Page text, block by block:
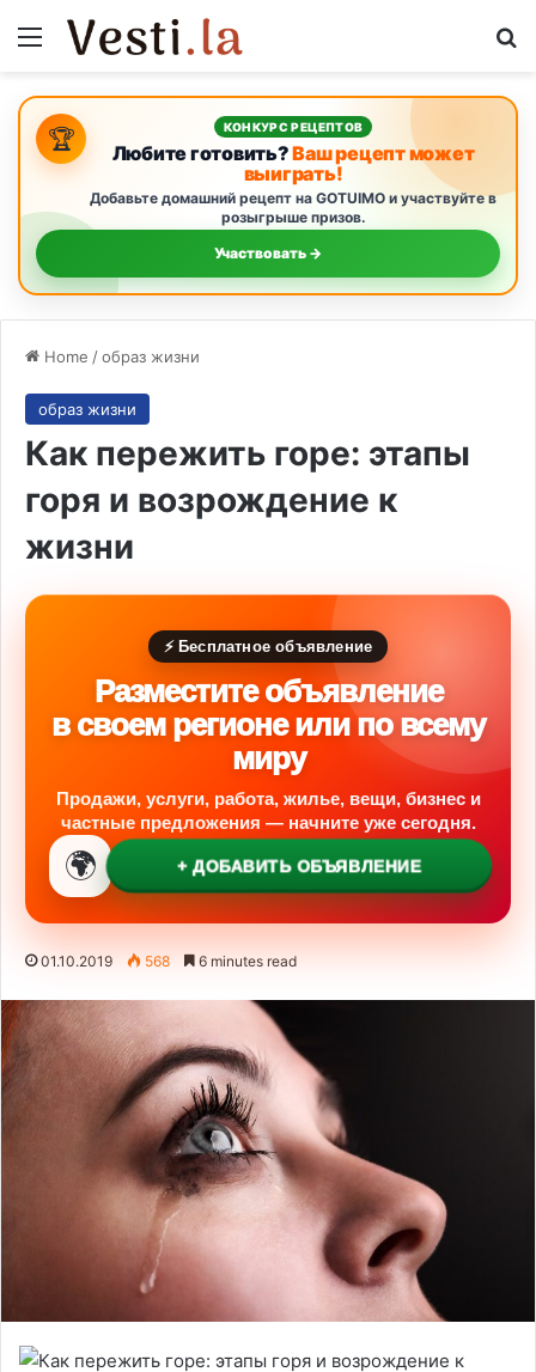
Menu
🏆 КОНКУРС РЕЦЕПТОВ
Любите готовить?Ваш рецепт может
выиграть!
Добавьте домашний рецепт на GOTUIMO и участвуйте в
розыгрыше призов.
Участвовать →
Home /образ жизни
образ жизни
Как пережить горе: этапы
горя и возрождение к
жизни
⚡ Бесплатное объявление
Разместите объявление
в своем регионе или по всему
миру
Продажи, услуги, работа, жилье, вещи, бизнес и
частные предложения — начните уже сегодня.
🌍 + ДОБАВИТЬ ОБЪЯВЛЕНИЕ
01.10.2019 568 6 minutes read